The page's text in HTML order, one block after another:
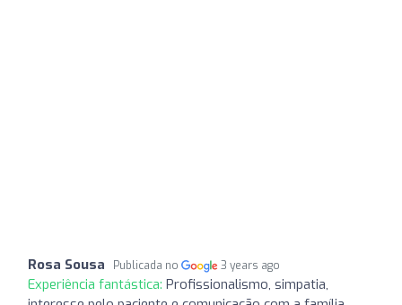
Rosa Sousa Publicada no 3 years ago
Experiência fantástica: Profissionalismo, simpatia,